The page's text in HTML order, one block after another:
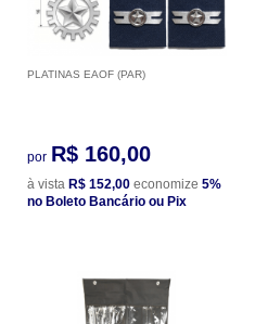
PLATINAS EAOF (PAR)
por R$ 160,00
à vista R$ 152,00 economize 5%
no Boleto Bancário ou Pix